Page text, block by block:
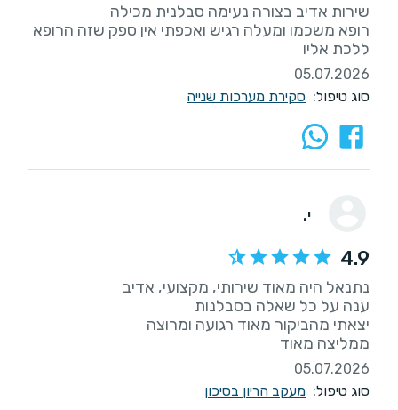
רופא משכמו ומעלה רגיש ואכפתי אין ספק שזה הרופא
ללכת אליו
05.07.2026
סוג טיפול: סקירת מערכות שנייה
י.
4.9
ממליצה מאוד
05.07.2026
סוג טיפול: מעקב הריון בסיכון